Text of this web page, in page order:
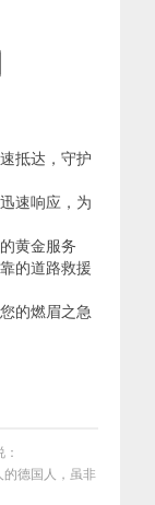
抵达，守护
速响应，为
黄金服务
的道路救援
的燃眉之急
德国人，虽非